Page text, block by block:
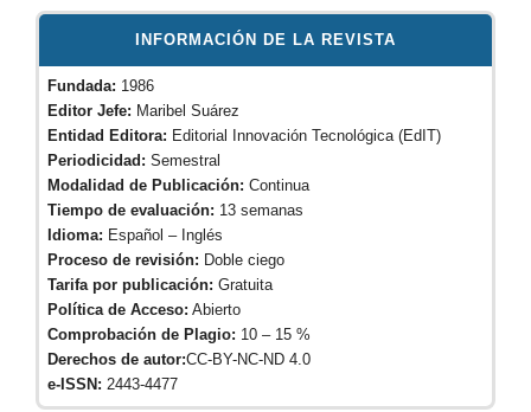
INFORMACIÓN DE LA REVISTA
Fundada: 1986
Editor Jefe: Maribel Suárez
Entidad Editora: Editorial Innovación Tecnológica (EdIT)
Periodicidad: Semestral
Modalidad de Publicación: Continua
Tiempo de evaluación: 13 semanas
Idioma: Español – Inglés
Proceso de revisión: Doble ciego
Tarifa por publicación: Gratuita
Política de Acceso: Abierto
Comprobación de Plagio: 10 – 15 %
Derechos de autor:CC-BY-NC-ND 4.0
e-ISSN: 2443-4477